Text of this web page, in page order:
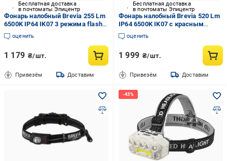
Бесплатная доставка
в почтоматы Эпицентр
Фонарь налобный Brevia 255 Lm
6500K IP64 IK07 3 режима flash
красный вет (14255FRAX1)
оценить
1 179 ₴/шт.
Привезём Доставим
Бесплатная доставка
в почтоматы Эпицентр
Фонарь налобный Brevia 520 Lm
IP64 6500K IK07 с красным
светом (14520FBX1)
оценить
1 999 ₴/шт.
Привезём Доставим